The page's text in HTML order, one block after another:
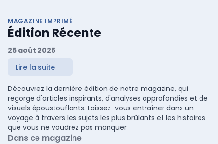
MAGAZINE IMPRIMÉ
Édition Récente
25 août 2025
Lire la suite
Découvrez la dernière édition de notre magazine, qui
regorge d'articles inspirants, d'analyses approfondies et de
visuels époustouflants. Laissez-vous entraîner dans un
voyage à travers les sujets les plus brûlants et les histoires
que vous ne voudrez pas manquer.
Dans ce magazine